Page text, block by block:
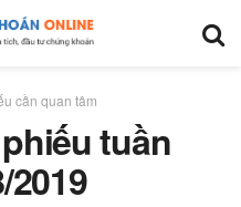
cần quan tâm
tuần
2019